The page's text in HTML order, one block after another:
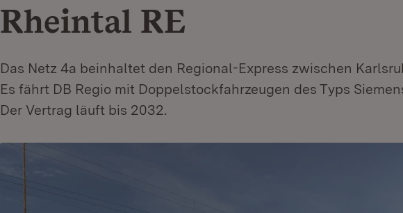
Rheintal RE
Das Netz 4a beinhaltet den Regional-Express zwischen
Es fährt DB Regio mit Doppelstockfahrzeugen des Typs
Der Vertrag läuft bis 2032.